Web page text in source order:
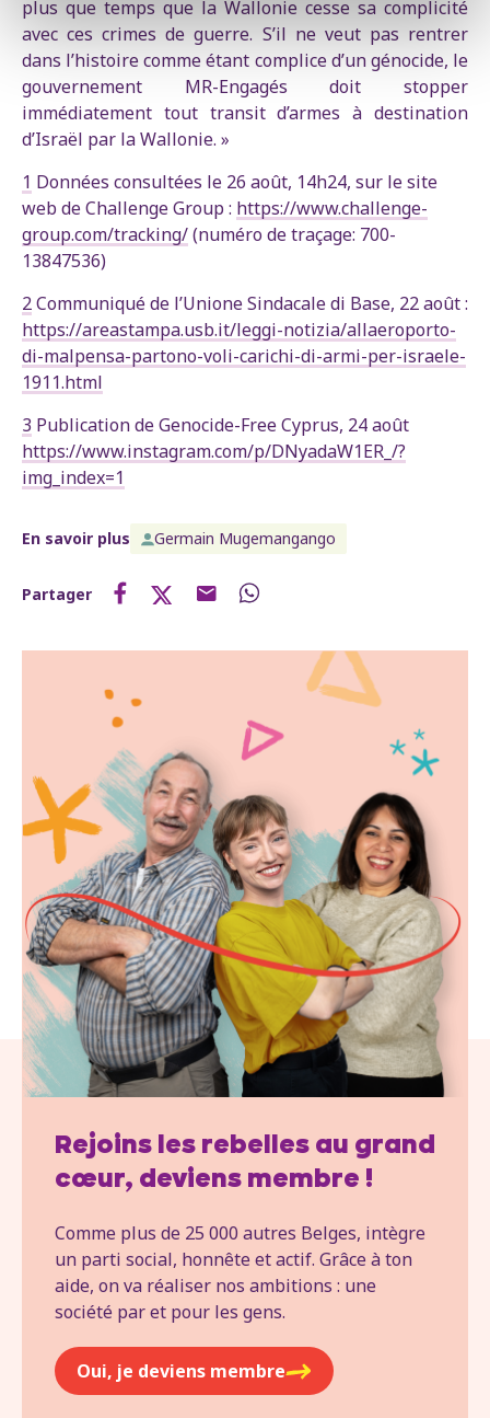
plus que temps que la Wallonie cesse sa complicité
avec ces crimes de guerre. S’il ne veut pas rentrer
dans l’histoire comme étant complice d’un génocide, le
gouvernement MR-Engagés doit stopper
immédiatement tout transit d’armes à destination
d’Israël par la Wallonie. »
1 Données consultées le 26 août, 14h24, sur le site
web de Challenge Group : https://www.challenge-
group.com/tracking/(numéro de traçage: 700-
13847536)
2Communiqué de l’Unione Sindacale di Base, 22 août :
https://areastampa.usb.it/leggi-notizia/allaeroporto-
di-malpensa-partono-voli-carichi-di-armi-per-israele-
1911.html
3 Publication de Genocide-Free Cyprus, 24 août
https://www.instagram.com/p/DNyadaW1ER_/?
img_index=1
En savoir plus Germain Mugemangango
Partager
Rejoins les rebelles au grand
cœur, deviens membre !
Comme plus de 25 000 autres Belges, intègre
un parti social, honnête et actif. Grâce à ton
aide, on va réaliser nos ambitions : une
société par et pour les gens.
Oui, je deviens membre